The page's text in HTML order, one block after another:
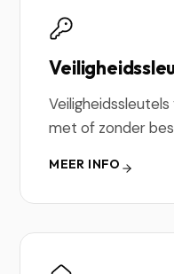
met of zonder
MEER INFO